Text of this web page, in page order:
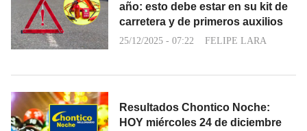
año: esto debe estar en su kit de
carretera y de primeros auxilios
25/12/2025 - 07:22 FELIPE LARA
Resultados Chontico Noche:
HOY miércoles 24 de diciembre